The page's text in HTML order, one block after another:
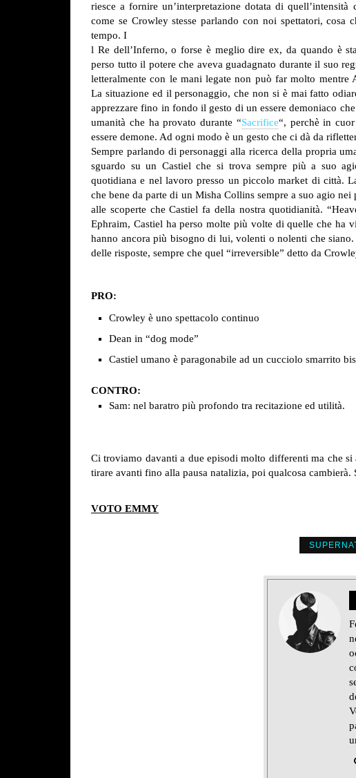
riesce a fornire un’interpretazione dotata di
come se Crowley stesse parlando con noi spettatori, cosa
tempo. I
l Re dell’Inferno, o forse è meglio dire ex, da quando è
perso tutto il potere che aveva guadagnato durante il suo
letteralmente con le mani legate non può far molto mentre
La situazione ed il personaggio, che non si è mai fatto
apprezzare fino in fondo il gesto di un essere demoniaco
umanità che ha provato durante “Sacrifice“, perchè in
essere demone. Ad ogni modo è un gesto che ci dà da
Sempre parlando di personaggi alla ricerca della propria
sguardo su un Castiel che si trova sempre più a suo
quotidiana e nel lavoro presso un piccolo market di città.
che bene da parte di un Misha Collins sempre a suo agio
alle scoperte che Castiel fa della nostra quotidianità.
Ephraim, Castiel ha perso molte più volte di quelle che ha
hanno ancora più bisogno di lui, volenti o nolenti che
delle risposte, sempre che quel “irreversible” detto da
PRO:
Crowley è uno spettacolo continuo
Dean in “dog mode”
Castiel umano è paragonabile ad un cucciolo smarrito
CONTRO:
Sam: nel baratro più profondo tra recitazione ed utilità.
Ci troviamo davanti a due episodi molto differenti ma che
tirare avanti fino alla pausa natalizia, poi qualcosa cambierà.
VOTO EMMY